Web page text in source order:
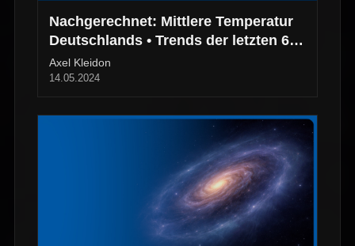
Nachgerechnet: Mittlere Temperatur
Deutschlands • Trends der letzten 60
Jahre
Axel Kleidon
14.05.2024